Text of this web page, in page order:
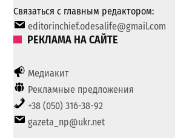
Связаться с главным редактором:
editorinchief.odesalife@gmail.com
РЕКЛАМА НА САЙТЕ
Медиакит
Рекламные предложения
+38 (050) 316-38-92
gazeta_np@ukr.net